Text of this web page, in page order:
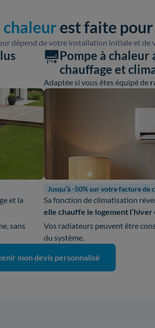
chaleurest faite pour
dépend de votre installation initiale et de
et la
sans
Pompe à
chauffage et
Adaptée si vous êtes équipé de
Jusqu’à -50% sur votre facture de
Sa fonction de climatisation
elle chauffe le logement l’hiver
Vos radiateurs peuvent être
du système.
mon devis personnalisé